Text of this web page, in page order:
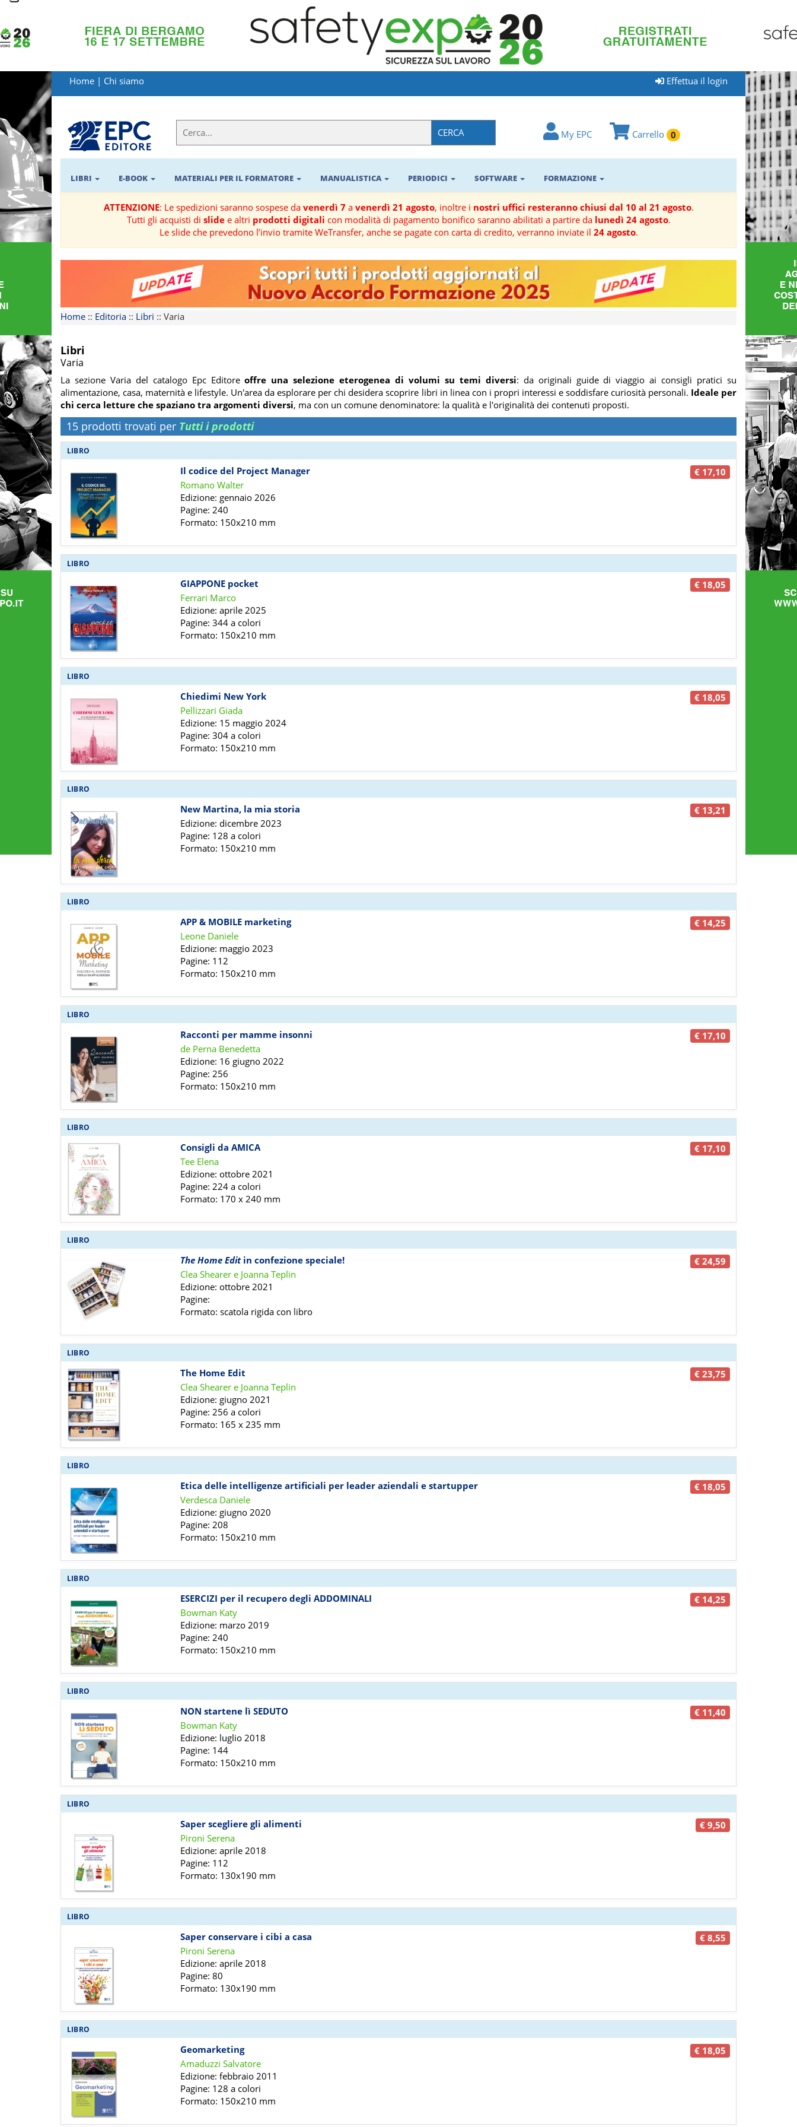
LIBRI
MATERIALI
PER
IL
FORMATORE
E-
BOOK
RIVISTE
MANUALISTICA
SOFTWARE
TEMATICHE
Home | Chi siamo Effettua il login
CERCA My EPC Carrello 0
LIBRI E-BOOK MATERIALI PER IL FORMATORE MANUALISTICA PERIODICI SOFTWARE FORMAZIONE
ATTENZIONE: Le spedizioni saranno sospese da venerdì 7a venerdì 21 agosto, inoltre i nostri uffici resteranno chiusi dal 10 al 21 agosto.
Tutti gli acquisti di slidee altri prodotti digitali con modalità di pagamento bonifico saranno abilitati a partire da lunedì 24 agosto.
Le slide che prevedono l’invio tramite WeTransfer, anche se pagate con carta di credito, verranno inviate il 24 agosto.
Home :: Editoria :: Libri :: Varia
Libri
Varia
La sezione Varia del catalogo Epc Editoreoffre una selezione eterogenea di volumi su temi diversi: da originali guide di viaggio ai consigli pratici su
alimentazione, casa, maternità e lifestyle. Un'area da esplorare per chi desidera scoprire libri in linea con i propri interessi e soddisfare curiosità personali. Ideale per
chi cerca letture che spaziano tra argomenti diversi, ma con un comune denominatore: la qualità e l'originalità dei contenuti proposti.
15 prodotti trovati per Tutti i prodotti
LIBRO
Il codice del Project Manager
Romano Walter
Edizione: gennaio 2026
Pagine: 240
Formato: 150x210 mm
€ 17,10
LIBRO
GIAPPONE pocket
Ferrari Marco
Edizione: aprile 2025
Pagine: 344 a colori
Formato: 150x210 mm
€ 18,05
LIBRO
Chiedimi New York
Pellizzari Giada
Edizione: 15 maggio 2024
Pagine: 304 a colori
Formato: 150x210 mm
€ 18,05
LIBRO
New Martina, la mia storia
Edizione: dicembre 2023
Pagine: 128 a colori
Formato: 150x210 mm
€ 13,21
LIBRO
APP & MOBILE marketing
Leone Daniele
Edizione: maggio 2023
Pagine: 112
Formato: 150x210 mm
€ 14,25
LIBRO
Racconti per mamme insonni
de Perna Benedetta
Edizione: 16 giugno 2022
Pagine: 256
Formato: 150x210 mm
€ 17,10
LIBRO
Consigli da AMICA
Tee Elena
Edizione: ottobre 2021
Pagine: 224 a colori
Formato: 170 x 240 mm
€ 17,10
LIBRO
The Home Editin confezione speciale!
Clea Shearer e Joanna Teplin
Edizione: ottobre 2021
Pagine:
Formato: scatola rigida con libro
€ 24,59
LIBRO
The Home Edit
Clea Shearer e Joanna Teplin
Edizione: giugno 2021
Pagine: 256 a colori
Formato: 165 x 235 mm
€ 23,75
LIBRO
Etica delle intelligenze artificiali per leader aziendali e startupper
Verdesca Daniele
Edizione: giugno 2020
Pagine: 208
Formato: 150x210 mm
€ 18,05
LIBRO
ESERCIZI per il recupero degli ADDOMINALI
Bowman Katy
Edizione: marzo 2019
Pagine: 240
Formato: 150x210 mm
€ 14,25
LIBRO
NON startene lì SEDUTO
Bowman Katy
Edizione: luglio 2018
Pagine: 144
Formato: 150x210 mm
€ 11,40
LIBRO
Saper scegliere gli alimenti
Pironi Serena
Edizione: aprile 2018
Pagine: 112
Formato: 130x190 mm
€ 9,50
LIBRO
Saper conservare i cibi a casa
Pironi Serena
Edizione: aprile 2018
Pagine: 80
Formato: 130x190 mm
€ 8,55
LIBRO
Geomarketing
Amaduzzi Salvatore
Edizione: febbraio 2011
Pagine: 128 a colori
Formato: 150x210 mm
€ 18,05